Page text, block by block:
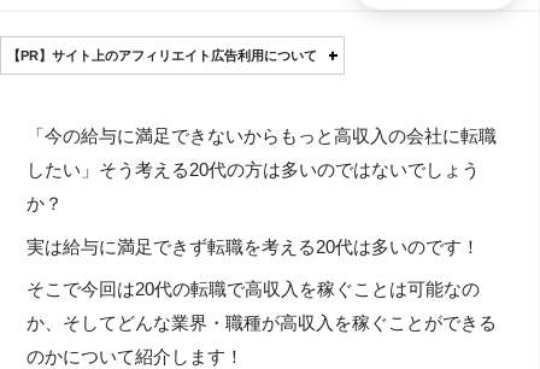
【PR】サイト上のアフィリエイト広告利用について
「今の給与に満足できないからもっと高収入の会社に転職
したい」そう考える20代の方は多いのではないでしょう
か？
実は給与に満足できず転職を考える20代は多いのです！
そこで今回は20代の転職で高収入を稼ぐことは可能なの
か、そしてどんな業界・職種が高収入を稼ぐことができる
のかについて紹介します！